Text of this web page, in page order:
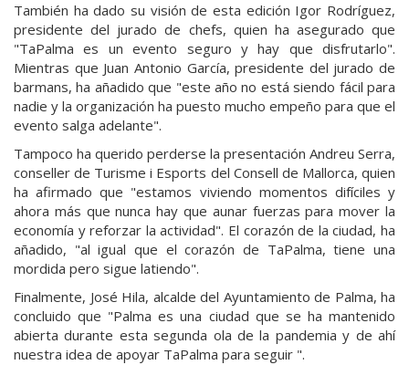
También ha dado su visión de esta edición Igor Rodríguez,
presidente del jurado de chefs, quien ha asegurado que
"TaPalma es un evento seguro y hay que disfrutarlo".
Mientras que Juan Antonio García, presidente del jurado de
barmans, ha añadido que "este año no está siendo fácil para
nadie y la organización ha puesto mucho empeño para que el
evento salga adelante".
Tampoco ha querido perderse la presentación Andreu Serra,
conseller de Turisme i Esports del Consell de Mallorca, quien
ha afirmado que "estamos viviendo momentos difíciles y
ahora más que nunca hay que aunar fuerzas para mover la
economía y reforzar la actividad". El corazón de la ciudad, ha
añadido, "al igual que el corazón de TaPalma, tiene una
mordida pero sigue latiendo".
Finalmente, José Hila, alcalde del Ayuntamiento de Palma, ha
concluido que "Palma es una ciudad que se ha mantenido
abierta durante esta segunda ola de la pandemia y de ahí
nuestra idea de apoyar TaPalma para seguir ".